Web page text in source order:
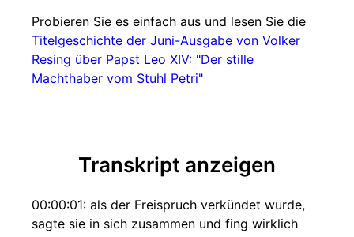
Probieren Sie es einfach aus und lesen Sie die
Titelgeschichte der Juni-Ausgabe von Volker
Resing über Papst Leo XIV: "Der stille
Machthaber vom Stuhl Petri"
Transkript anzeigen
00:00:01: als der Freispruch verkündet wurde,
sagte sie in sich zusammen und fing wirklich